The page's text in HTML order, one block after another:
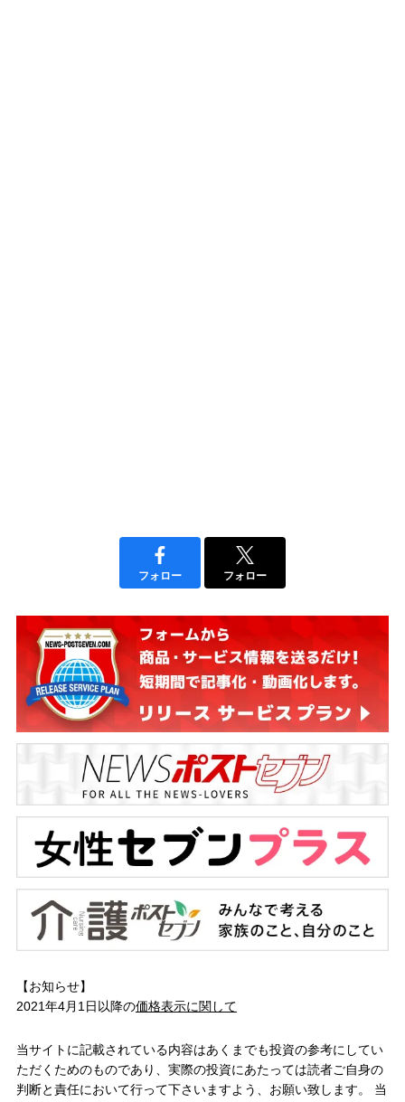
フォロー フォロー
【お知らせ】
2021年4月1日以降の価格表示に関して
当サイトに記載されている内容はあくまでも投資の参考にしてい
ただくためのものであり、実際の投資にあたっては読者ご自身の
判断と責任において行って下さいますよう、お願い致します。 当